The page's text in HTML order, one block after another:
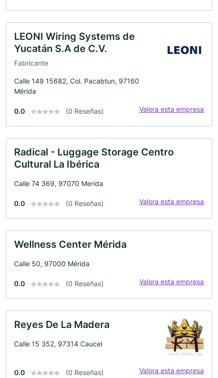
LEONI Wiring Systems de
Yucatán S.A de C.V.
Fabricante
Calle 149 15682, Col. Pacabtun, 97160
Mérida
0.0 (0 Reseñas) Valora esta empresa
Radical - Luggage Storage Centro
Cultural La Ibérica
Calle 74 369, 97070 Merida
0.0 (0 Reseñas) Valora esta empresa
Wellness Center Mérida
Calle 50, 97000 Mérida
0.0 (0 Reseñas) Valora esta empresa
Reyes De La Madera
Calle 15 352, 97314 Caucel
0.0 (0 Reseñas) Valora esta empresa